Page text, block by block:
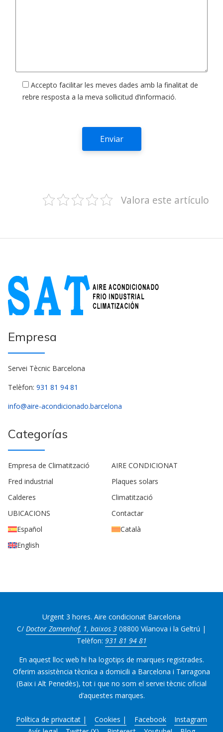
Accepto facilitar les meves dades amb la finalitat de
rebre resposta a la meva sol·licitud d’informació.
Valora este artículo
Empresa
Servei Tècnic Barcelona
Telèfon: 931 81 94 81
info@aire-acondicionado.barcelona
Categorías
Empresa de Climatització
AIRE CONDICIONAT
Fred industrial
Plaques solars
Calderes
Climatització
UBICACIONS
Contactar
Español
Català
English
Urgent 3 hores. Aire condicionat Barcelona
C/ Doctor Zamenhof, 1, baixos 3 08800 Vilanova i la Geltrú |
Telèfon: 931 81 94 81
En aquest lloc web hi ha logotips de marques registrades.
Oferim assistència tècnica a domicili a Barcelona i Tarragona
(Baix i Alt Penedès), tot i que no som el servei tècnic oficial
d’aquestes marques.
Política de privacitat | Cookies | Facebook
Instagram